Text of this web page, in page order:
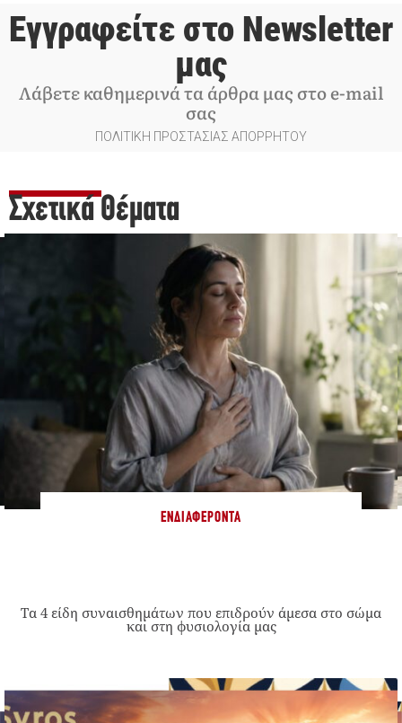
Εγγραφείτε στο Newsletter
μας
Λάβετε καθημερινά τα άρθρα μας στο e-mail
σας
ΠΟΛΙΤΙΚΗ ΠΡΟΣΤΑΣΙΑΣ ΑΠΟΡΡΗΤΟΥ
Σχετικά Θέματα
ΕΝΔΙΑΦΈΡΟΝΤΑ
Τα 4 είδη συναισθημάτων που επιδρούν άμεσα στο σώμα
και στη φυσιολογία μας